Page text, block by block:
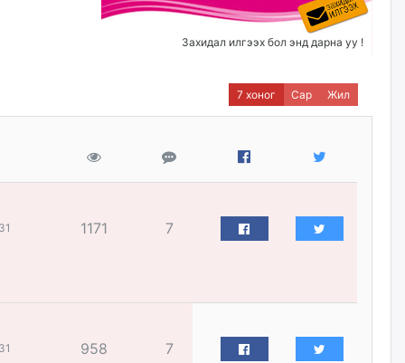
Шатахууныг олдож байгаа
газраас нь л авч байна. Үнэ
тарифаас илүү хангамж дээр
анхаарч байна
Ц.Будханд: Дүүгээ гараад
долоон сарын хугацаа
Барилгын салбарын 100
Монгол Улсад 162 вагон - 9720
тонн АИ-92 орж иржээ
Захидал илгээх бол энд дарна уу !
7 хоног Сар Жил
1171 7
958 7